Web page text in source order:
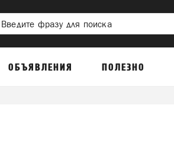
ОБЪЯВЛЕНИЯ ПОЛЕЗНО